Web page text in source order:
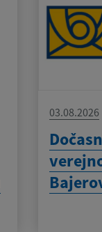
03.08.2026